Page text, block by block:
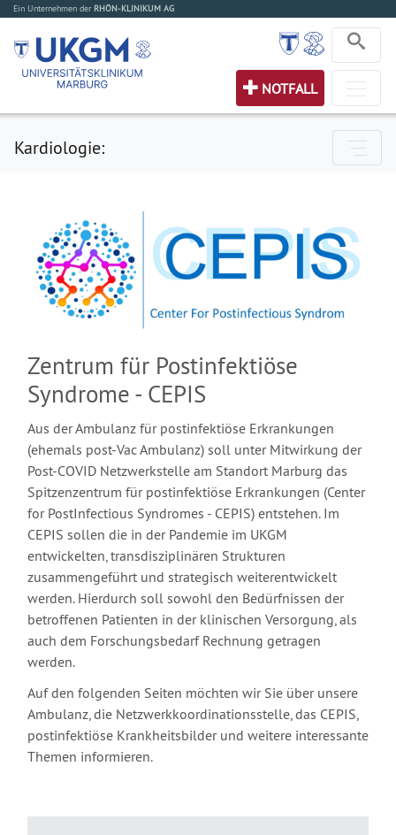
Ein Unternehmen der RHÖN-KLINIKUM AG
NOTFALL
Kardiologie:
Zentrum für Postinfektiöse
Syndrome - CEPIS
Aus der Ambulanz für postinfektiöse Erkrankungen
(ehemals post-Vac Ambulanz) soll unter Mitwirkung der
Post-COVID Netzwerkstelle am Standort Marburg das
Spitzenzentrum für postinfektiöse Erkrankungen (Center
for PostInfectious Syndromes - CEPIS) entstehen. Im
CEPIS sollen die in der Pandemie im UKGM
entwickelten, transdisziplinären Strukturen
zusammengeführt und strategisch weiterentwickelt
werden. Hierdurch soll sowohl den Bedürfnissen der
betroffenen Patienten in der klinischen Versorgung, als
auch dem Forschungsbedarf Rechnung getragen
werden.
Auf den folgenden Seiten möchten wir Sie über unsere
Ambulanz, die Netzwerkkoordinationsstelle, das CEPIS,
postinfektiöse Krankheitsbilder und weitere interessante
Themen informieren.